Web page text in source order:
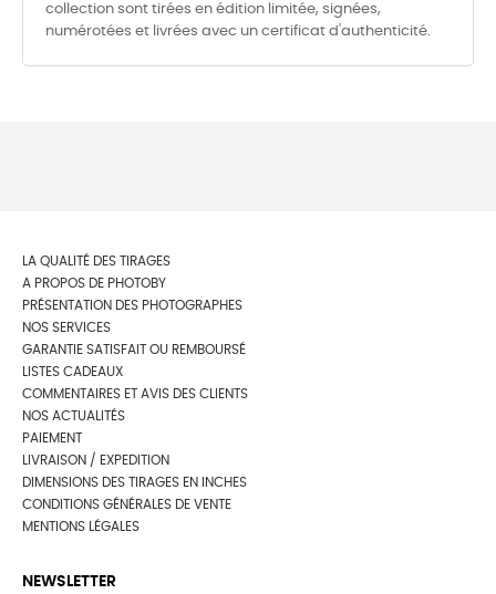
collection sont tirées en édition limitée, signées,
numérotées et livrées avec un certificat d'authenticité.
LA QUALITÉ DES TIRAGES
A PROPOS DE PHOTOBY
PRÉSENTATION DES PHOTOGRAPHES
NOS SERVICES
GARANTIE SATISFAIT OU REMBOURSÉ
LISTES CADEAUX
COMMENTAIRES ET AVIS DES CLIENTS
NOS ACTUALITÉS
PAIEMENT
LIVRAISON / EXPEDITION
DIMENSIONS DES TIRAGES EN INCHES
CONDITIONS GÉNÉRALES DE VENTE
MENTIONS LÉGALES
NEWSLETTER